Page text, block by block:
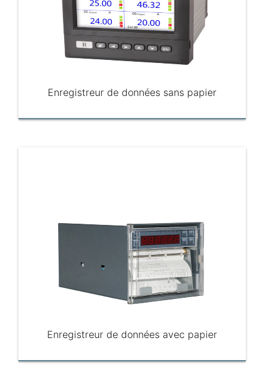
Enregistreur de données sans papier
Enregistreur de données avec papier